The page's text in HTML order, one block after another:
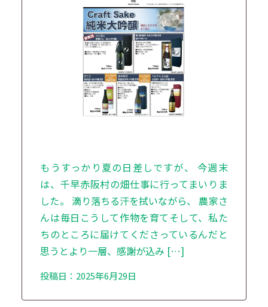
もうすっかり夏の日差しですが、 今週末
は、千早赤阪村の畑仕事に行ってまいりま
した。 滴り落ちる汗を拭いながら、 農家さ
んは毎日こうして作物を育てそして、私た
ちのところに届けてくださっているんだと
思うとより一層、感謝が込み […]
投稿日：2025年6月29日